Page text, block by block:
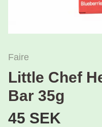
Faire
Little Chef
Bar 35g
45 SEK